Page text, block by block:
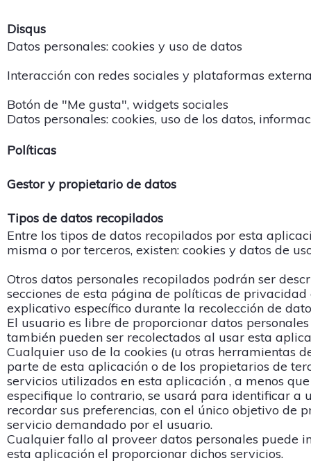
Disqus
Datos personales: cookies y uso de datos
Interacción con redes sociales y plataformas
Botón de "Me gusta", widgets sociales
Datos personales: cookies, uso de los datos,
Políticas
Gestor y propietario de datos
Tipos de datos recopilados
Entre los tipos de datos recopilados por esta
misma o por terceros, existen: cookies y datos de
Otros datos personales recopilados podrán ser
secciones de esta página de políticas de privacidad
explicativo específico durante la recolección de
El usuario es libre de proporcionar datos
también pueden ser recolectados al usar esta
Cualquier uso de la cookies (u otras herramientas
parte de esta aplicación o de los propietarios de
servicios utilizados en esta aplicación , a menos
especifique lo contrario, se usará para identificar a
recordar sus preferencias, con el único objetivo de
servicio demandado por el usuario.
Cualquier fallo al proveer datos personales puede
esta aplicación el proporcionar dichos servicios.